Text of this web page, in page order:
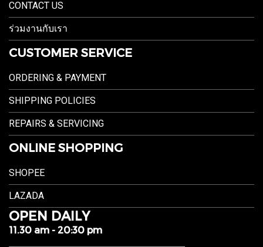
CONTACT US
ร่วมงานกับเรา
CUSTOMER SERVICE
ORDERING & PAYMENT
SHIPPING POLICIES
REPAIRS & SERVICING
ONLINE SHOPPING
SHOPEE
LAZADA
OPEN DAILY
11.30 am - 20:30 pm